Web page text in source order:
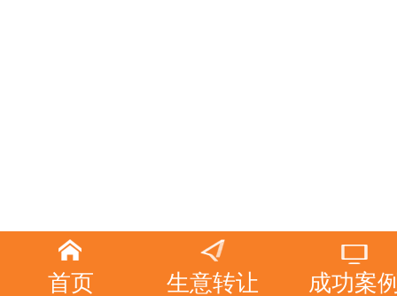
首页 生意转让 成功案